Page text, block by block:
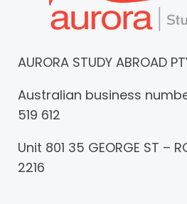
AURORA STUDY ABROAD
Australian business
519 612
Unit 801 35 GEORGE ST –
2216